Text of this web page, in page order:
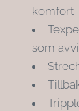
komfort
som